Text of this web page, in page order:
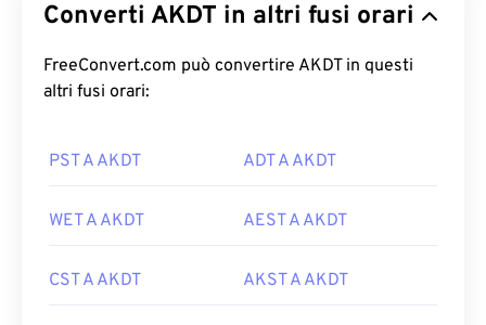
Converti AKDT in altri fusi orari
FreeConvert.com può convertire AKDT in questi
altri fusi orari:
PST A AKDT ADT A AKDT
WET A AKDT AEST A AKDT
CST A AKDT AKST A AKDT